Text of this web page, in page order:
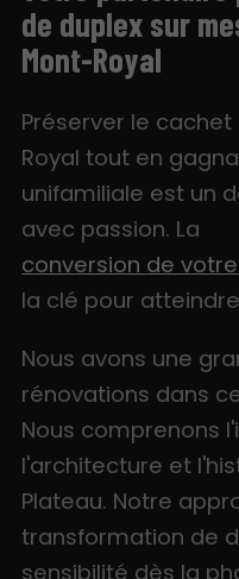
de duplex sur
Mont-Royal
Préserver le
Royal tout en
unifamiliale est un
avec passion. La
conversion de
la clé pour
Nous avons une
rénovations dans
Nous comprenons
l'architecture et
Plateau. Notre
transformation de
sensibilité dès la